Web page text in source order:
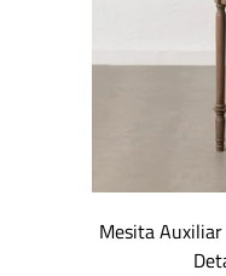
Mesita Auxiliar